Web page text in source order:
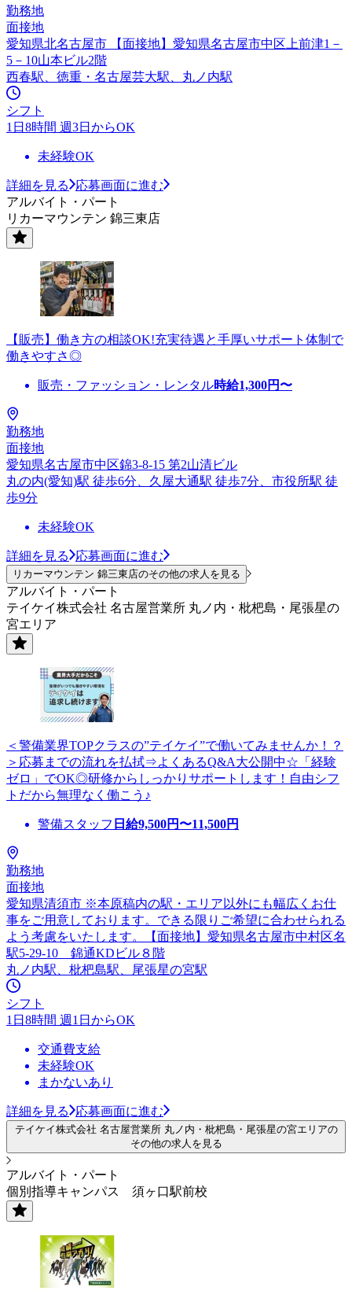
勤務地
面接地
愛知県北名古屋市 【面接地】愛知県名古屋市中区上前津1－
5－10山本ビル2階
西春駅、徳重・名古屋芸大駅、丸ノ内駅
シフト
1日8時間 週3日からOK
未経験OK
詳細を見る
応募画面に進む
アルバイト・パート
リカーマウンテン 錦三東店
【販売】働き方の相談OK!充実待遇と手厚いサポート体制で
働きやすさ◎
販売・ファッション・レンタル時給1,300円〜
勤務地
面接地
愛知県名古屋市中区錦3-8-15 第2山清ビル
丸の内(愛知)駅 徒歩6分、久屋大通駅 徒歩7分、市役所駅 徒
歩9分
未経験OK
詳細を見る 応募画面に進む
リカーマウンテン 錦三東店のその他の求人を見る
アルバイト・パート
テイケイ株式会社 名古屋営業所 丸ノ内・枇杷島・尾張星の
宮エリア
＜警備業界TOPクラスの”テイケイ”で働いてみませんか！？
＞応募までの流れを払拭⇒よくあるQ&A大公開中☆「経験
ゼロ」でOK◎研修からしっかりサポートします！自由シフ
トだから無理なく働こう♪
警備スタッフ 日給9,500円〜11,500円
勤務地
面接地
愛知県清須市 ※本原稿内の駅・エリア以外にも幅広くお仕
事をご用意しております。できる限りご希望に合わせられる
よう考慮をいたします。【面接地】愛知県名古屋市中村区名
駅5-29-10 錦通KDビル８階
丸ノ内駅、枇杷島駅、尾張星の宮駅
シフト
1日8時間 週1日からOK
交通費支給
未経験OK
まかないあり
詳細を見る 応募画面に進む
テイケイ株式会社 名古屋営業所 丸ノ内・枇杷島・尾張星の宮エリアの
その他の求人を見る
アルバイト・パート
個別指導キャンパス 須ヶ口駅前校